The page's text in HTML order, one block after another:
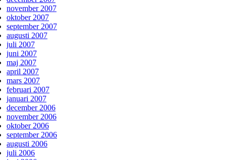
november 2007
oktober 2007
september 2007
augusti 2007
juli 2007
juni 2007
maj 2007
april 2007
mars 2007
februari 2007
januari 2007
december 2006
november 2006
oktober 2006
september 2006
augusti 2006
juli 2006